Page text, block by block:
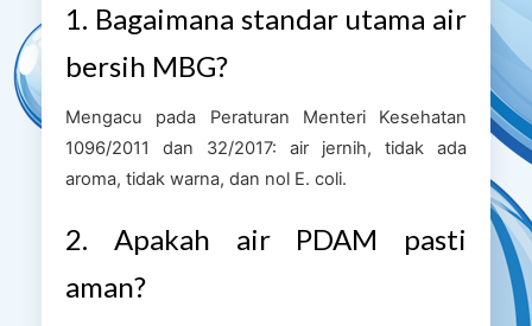
1. Bagaimana standar utama air
bersih MBG?
Mengacu pada Peraturan Menteri Kesehatan
1096/2011 dan 32/2017: air jernih, tidak ada
aroma, tidak warna, dan nol E. coli.
2. Apakah air PDAM pasti
aman?